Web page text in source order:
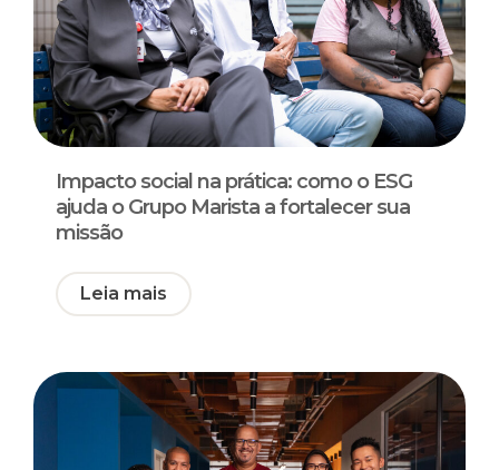
Impacto social na prática: como o ESG
ajuda o Grupo Marista a fortalecer sua
missão
Leia mais